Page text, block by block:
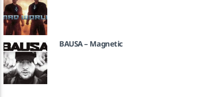
BAUSA – Magnetic